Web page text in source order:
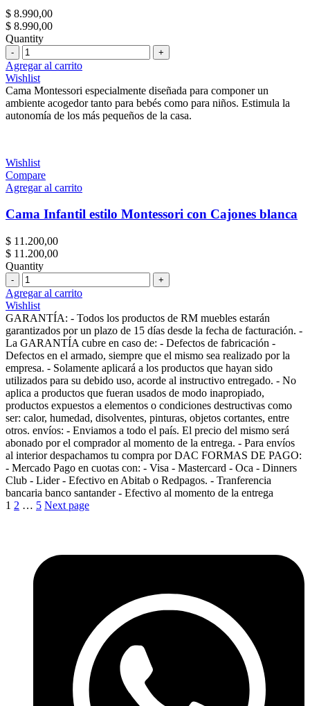
$ 8.990,00
$ 8.990,00
Quantity
Cantidad
Agregar al carrito
Wishlist
Cama Montessori especialmente diseñada para componer un
ambiente acogedor tanto para bebés como para niños. Estimula la
autonomía de los más pequeños de la casa.
Wishlist
Compare
Agregar al carrito
Cama Infantil estilo Montessori con Cajones blanca
$ 11.200,00
$ 11.200,00
Quantity
Cantidad
Agregar al carrito
Wishlist
GARANTÍA: - Todos los productos de RM muebles estarán
garantizados por un plazo de 15 días desde la fecha de facturación. -
La GARANTÍA cubre en caso de: - Defectos de fabricación -
Defectos en el armado, siempre que el mismo sea realizado por la
empresa. - Solamente aplicará a los productos que hayan sido
utilizados para su debido uso, acorde al instructivo entregado. - No
aplica a productos que fueran usados de modo inapropiado,
productos expuestos a elementos o condiciones destructivas como
ser: calor, humedad, disolventes, pinturas, objetos cortantes, entre
otros. envíos: - Enviamos a todo el país. El precio del mismo será
abonado por el comprador al momento de la entrega. - Para envíos
al interior despachamos tu compra por DAC FORMAS DE PAGO:
- Mercado Pago en cuotas con: - Visa - Mastercard - Oca - Dinners
Club - Lider - Efectivo en Abitab o Redpagos. - Tranferencia
bancaria banco santander - Efectivo al momento de la entrega
1 2 … 5 Next page